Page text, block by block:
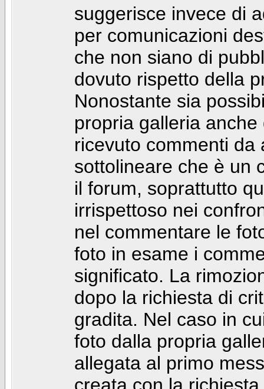
suggerisce invece di
per comunicazioni
che non siano di
dovuto rispetto della
Nonostante sia
propria galleria
ricevuto commenti da
sottolineare che è un
il forum, soprattutto
irrispettoso nei
nel commentare le
foto in esame i
significato. La
dopo la richiesta di
gradita. Nel caso in
foto dalla propria
allegata al primo